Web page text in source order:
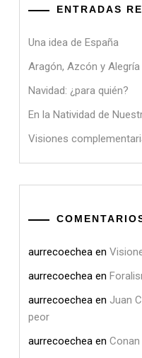
ENTRADAS
Una idea de España
Aragón, Azcón y Alegría
Navidad: ¿para quién?
En la Natividad de
Visiones
aurrecoechea en
aurrecoechea en
aurrecoechea en Juan
peor
aurrecoechea en